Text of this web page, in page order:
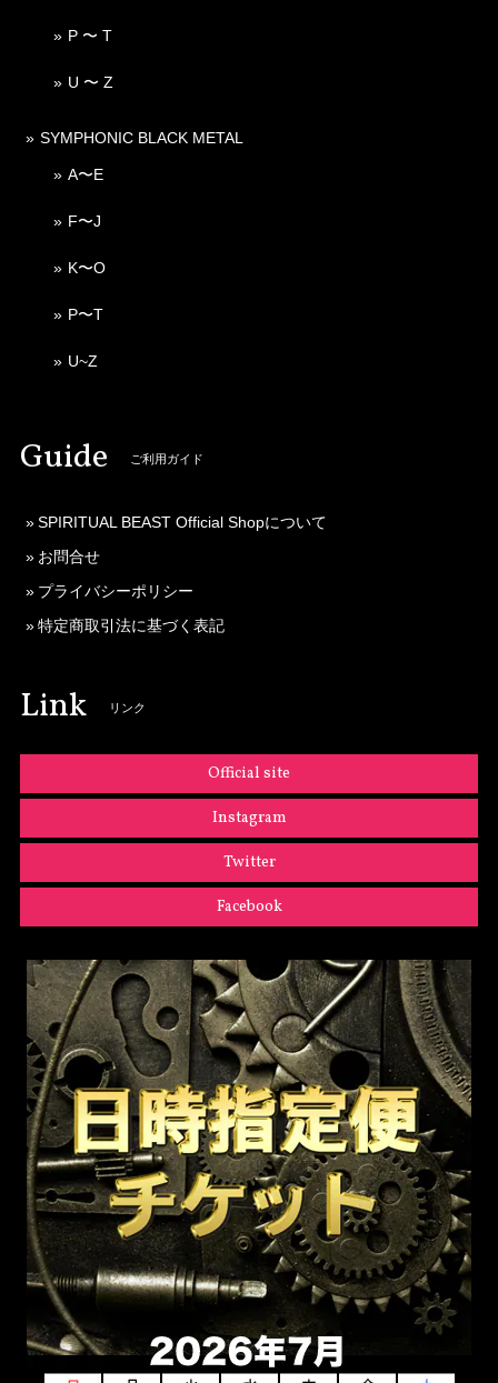
P 〜 T
U 〜 Z
SYMPHONIC BLACK METAL
A〜E
F〜J
K〜O
P〜T
U~Z
Guide ご利用ガイド
SPIRITUAL BEAST Official Shopについて
お問合せ
プライバシーポリシー
特定商取引法に基づく表記
Link リンク
Official site
Instagram
Twitter
Facebook